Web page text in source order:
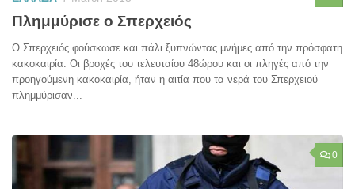
Πλημμύρισε ο Σπερχειός
Ο Σπερχειός φούσκωσε και πάλι ξυπνώντας μνήμες από την πρόσφατη
κακοκαιρία. Οι βροχές του τελευταίου 48ώρου και οι πληγές από την
προηγούμενη κακοκαιρία, ήταν η αιτία που τα νερά του Σπερχειού
πλημμύρισαν...
0